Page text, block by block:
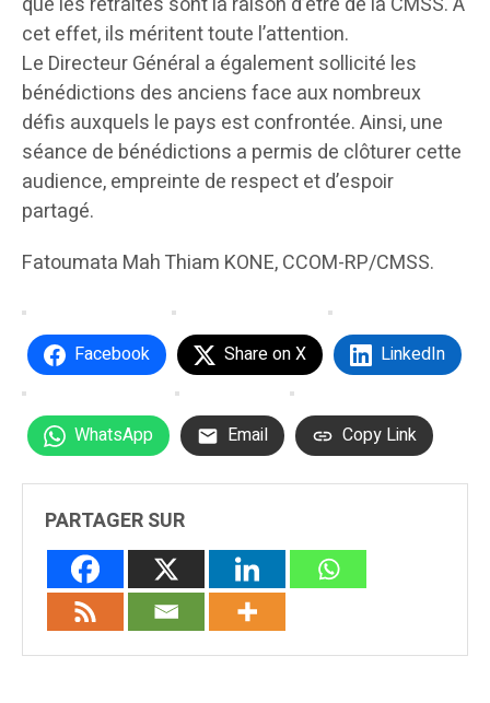
cet effet, ils méritent toute l’attention.
Le Directeur Général a également sollicité les
bénédictions des anciens face aux nombreux
défis auxquels le pays est confrontée. Ainsi, une
séance de bénédictions a permis de clôturer cette
audience, empreinte de respect et d’espoir
partagé.
Fatoumata Mah Thiam KONE, CCOM-RP/CMSS.
Facebook Share on X LinkedIn
WhatsApp Email Copy Link
PARTAGER SUR